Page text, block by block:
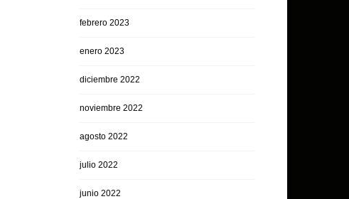
febrero 2023
enero 2023
diciembre 2022
noviembre 2022
agosto 2022
julio 2022
junio 2022